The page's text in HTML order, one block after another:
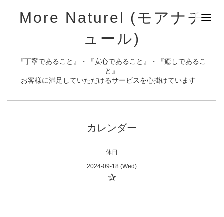
More Naturel (モアナチ
ュール)
『丁寧であること』・『安心であること』・『癒しであるこ
と』
お客様に満足していただけるサービスを心掛けています
カレンダー
休日
2024-09-18 (Wed)
✰